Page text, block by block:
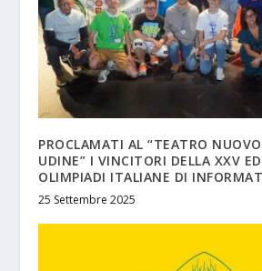
PROCLAMATI AL “TEATRO
UDINE” I VINCITORI DELLA XXV
OLIMPIADI ITALIANE DI
25 Settembre 2025